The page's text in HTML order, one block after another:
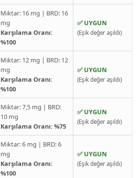
Miktar: 16 mg | BRD: 16
mg
Karşılama Oranı:
%100
✅ UYGUN
(Eşik değer aşıldı)
Miktar: 12 mg | BRD: 12
mg
Karşılama Oranı:
%100
✅ UYGUN
(Eşik değer aşıldı)
Miktar: 7,5 mg | BRD:
10 mg
Karşılama Oranı: %75
✅ UYGUN
(Eşik değer aşıldı)
Miktar: 6 mg | BRD: 6
mg
Karşılama Oranı:
%100
✅ UYGUN
(Eşik değer aşıldı)